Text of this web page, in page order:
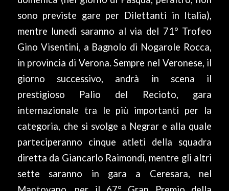
sono previste gare per Dilettanti in Italia),
mentre lunedì saranno al via del 71° Trofeo
Gino Visentini, a Bagnolo di Nogarole Rocca,
in provincia di Verona. Sempre nel Veronese, il
giorno successivo, andrà in scena il
prestigioso Palio del Recioto, gara
internazionale tra le più importanti per la
categoria, che si svolge a Negrar e alla quale
parteciperanno cinque atleti della squadra
diretta da Giancarlo Raimondi, mentre gli altri
sette saranno in gara a Ceresara, nel